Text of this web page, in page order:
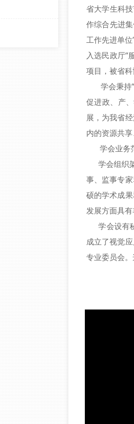
省大学生科
作综合先进
工作先进单
入选民政厅“
项目，被省
学会秉持“
促进政、产
展，为我省
内的资源共
学会业务范
学会组织架
事、监事专
硕的学术成
发展方面具
学会设有秘
成立了视觉
专业委员会